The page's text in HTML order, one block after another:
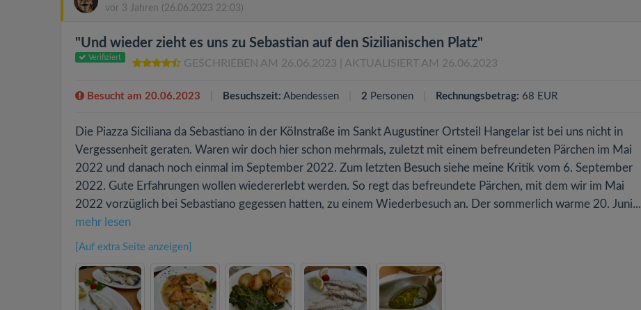
vor 3 Jahren (26.06.2023 22:03)
"Und wieder zieht es uns zu Sebastian auf den Sizilianischen Platz"
Verifiziert
GESCHRIEBEN AM 26.06.2023 | AKTUALISIERT AM 26.06.2023
Besucht am 20.06.2023 Besuchszeit: Abendessen 2 Personen Rechnungsbetrag: 68 EUR
Die Piazza Siciliana da Sebastiano in der Kölnstraße im Sankt Augustiner Ortsteil Hangelar ist bei uns nicht in
Vergessenheit geraten. Waren wir doch hier schon mehrmals, zuletzt mit einem befreundeten Pärchen im Mai
2022 und danach noch einmal im September 2022. Zum letzten Besuch siehe meine Kritik vom 6. September
2022. Gute Erfahrungen wollen wiedererlebt werden. So regt das befreundete Pärchen, mit dem wir im Mai
2022 vorzüglich bei Sebastiano gegessen hatten, zu einem Wiederbesuch an. Der sommerlich warme 20. Juni...
mehr lesen
[Auf extra Seite anzeigen]